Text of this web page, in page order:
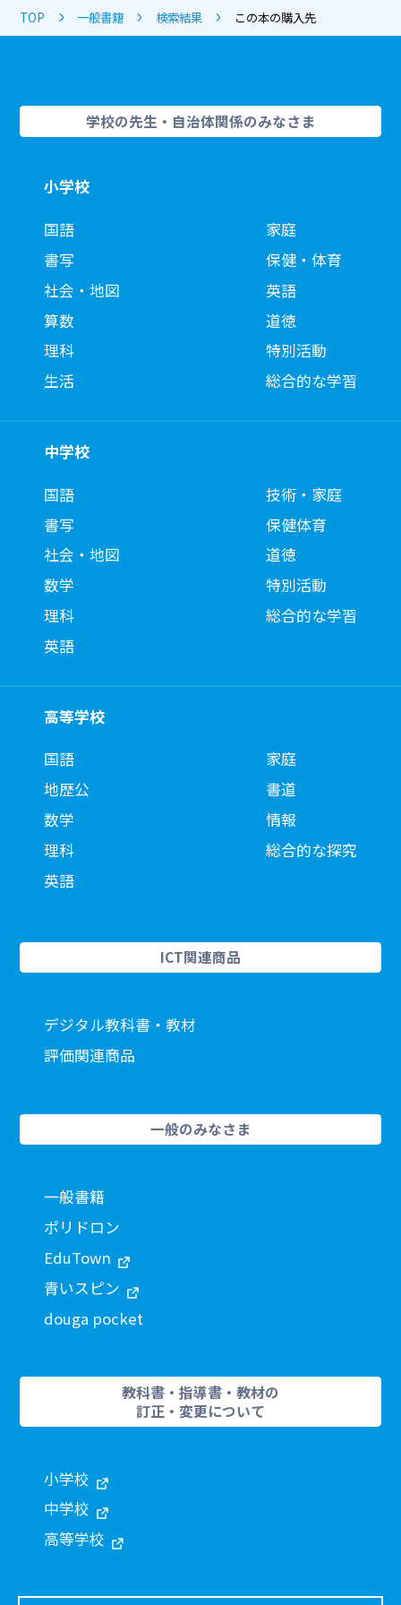
TOP 一般書籍 検索結果 この本の購入先
学校の先生・自治体関係のみなさま
小学校
国語
書写
社会・地図
算数
理科
生活
家庭
保健・体育
英語
道徳
特別活動
総合的な学習
中学校
国語
書写
社会・地図
数学
理科
英語
技術・家庭
保健体育
道徳
特別活動
総合的な学習
高等学校
国語
地歴公
数学
理科
英語
家庭
書道
情報
総合的な探究
ICT関連商品
デジタル教科書・教材
評価関連商品
一般のみなさま
一般書籍
ポリドロン
EduTown
青いスピン
douga pocket
教科書・指導書・教材の
訂正・変更について
小学校
中学校
高等学校